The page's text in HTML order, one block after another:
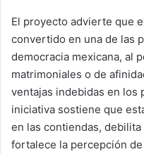
El proyecto advierte que
convertido en una de las
democracia mexicana, al
matrimoniales o de
ventajas indebidas en los
iniciativa sostiene que
en las contiendas,
fortalece la percepción